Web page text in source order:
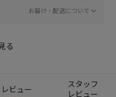
お届け・配送について
る
レビュー
スタッフ
レビュー